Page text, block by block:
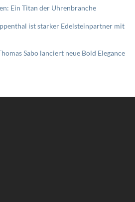
Ein Titan der Uhrenbranche
ist starker Edelsteinpartner mit
Sabo lanciert neue Bold Elegance